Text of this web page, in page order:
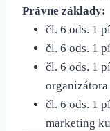
Právne základy:
čl. 6 ods. 1
čl. 6 ods. 1
čl. 6 ods. 1
organizátora
čl. 6 ods. 1
marketing